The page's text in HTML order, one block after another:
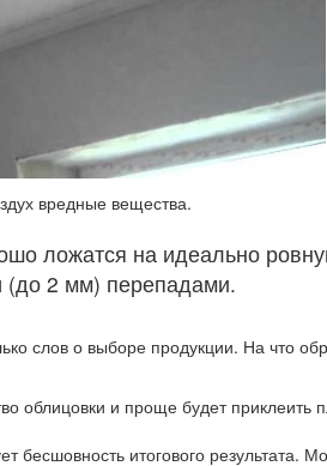
вредные вещества.
ложатся на идеально
(до 2 мм) перепадами.
слов о выборе продукции. На что
облицовки и проще будет приклеить
бесшовность итогового результата.